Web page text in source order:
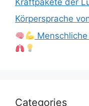
Körpersprache
Categories